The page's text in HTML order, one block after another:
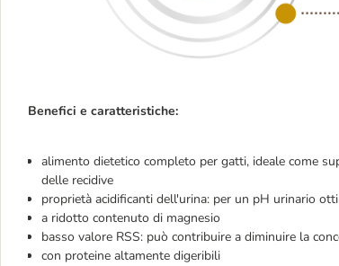
Benefici e caratteristiche:
alimento dietetico completo per gatti, ideale come
delle recidive
proprietà acidificanti dell'urina: per un pH urinario
a ridotto contenuto di magnesio
basso valore RSS: può contribuire a diminuire la
con proteine altamente digeribili